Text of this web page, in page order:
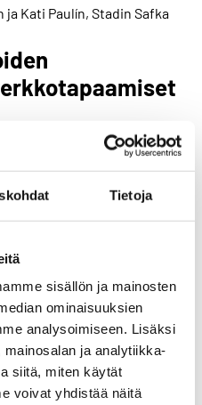
Tietoja
sisällön ja mainosten
ominaisuuksien
analysoimiseen. Lisäksi
ja analytiikka-
siitä, miten käytät
voivat yhdistää näitä
Kati Paulín, Stadin Safka
kiinnostuneille avoimia
Joka tapaamisessa
ja keskustelua ruoka-
järjestävät Ruoka-
joka kuukauden
14. Ilmoittautuneet saavat
tiedot sähköpostilla noin